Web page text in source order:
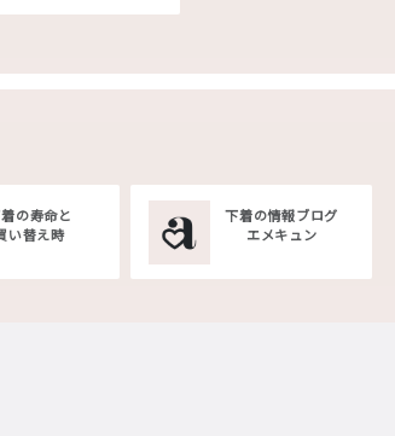
の寿命と
い替え時
下着の情報ブログ
エメキュン